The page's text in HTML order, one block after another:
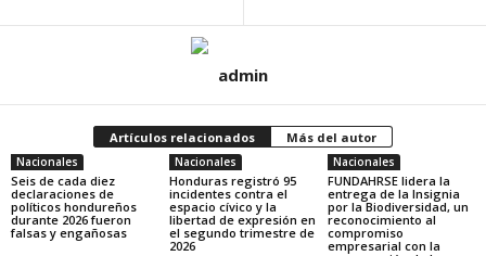
admin
Artículos relacionados Más del autor
Nacionales
Seis de cada diez
declaraciones de
políticos hondureños
durante 2026 fueron
falsas y engañosas
Nacionales
Honduras registró 95
incidentes contra el
espacio cívico y la
libertad de expresión en
el segundo trimestre de
2026
Nacionales
FUNDAHRSE lidera la
entrega de la Insignia
por la Biodiversidad, un
reconocimiento al
compromiso
empresarial con la